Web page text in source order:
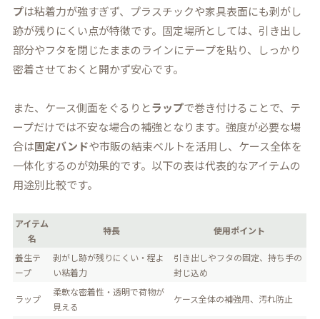
プは粘着力が強すぎず、プラスチックや家具表面にも剥がし
跡が残りにくい点が特徴です。固定場所としては、引き出し
部分やフタを閉じたままのラインにテープを貼り、しっかり
密着させておくと開かず安心です。
また、ケース側面をぐるりとラップで巻き付けることで、テ
ープだけでは不安な場合の補強となります。強度が必要な場
合は固定バンドや市販の結束ベルトを活用し、ケース全体を
一体化するのが効果的です。以下の表は代表的なアイテムの
用途別比較です。
アイテム
名
特長 使用ポイント
養生テ
ープ
剥がし跡が残りにくい・程よ
い粘着力
引き出しやフタの固定、持ち手の
封じ込め
ラップ
柔軟な密着性・透明で荷物が
見える
ケース全体の補強用、汚れ防止